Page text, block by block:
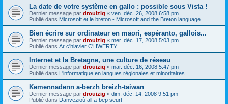
La date de votre système en gallo : possible sous Vista !
Dernier message par drouizig « ven. déc. 26, 2008 6:58 pm
Publié dans Microsoft et le breton - Microsoft and the Breton language
Bien écrire sur ordinateur en māori, espéranto, gallois...
Dernier message par drouizig « mer. déc. 17, 2008 5:03 pm
Publié dans Ar c'hlavier C'HWERTY
Internet et la Bretagne, une culture de réseau
Dernier message par drouizig « mar. déc. 16, 2008 5:47 pm
Publié dans L'informatique en langues régionales et minoritaires
Kemennadenn a-berzh breizh-taiwan
Dernier message par drouizig « dim. déc. 14, 2008 9:51 pm
Publié dans Danvezioù all a-bep seurt